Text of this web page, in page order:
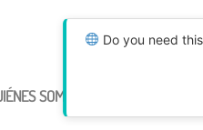
Do you need
SOMOS